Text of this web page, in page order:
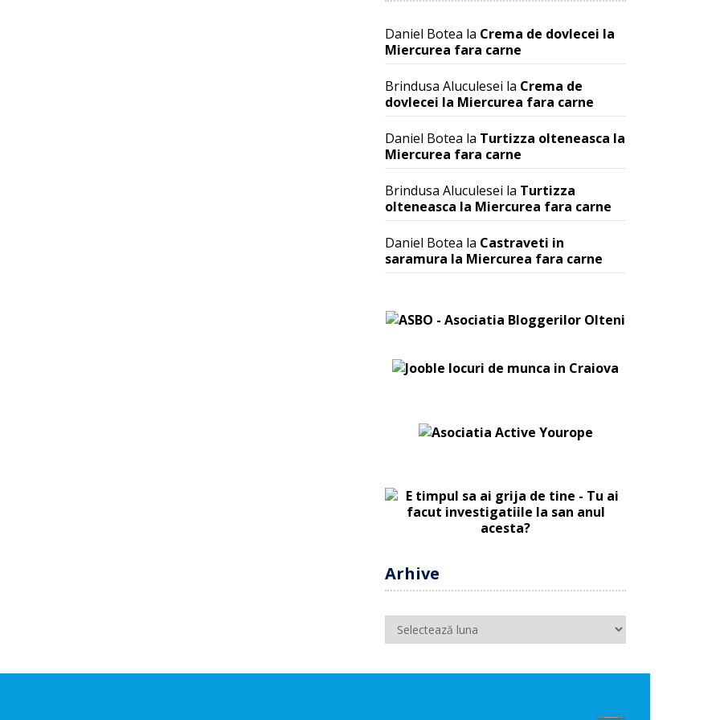
Daniel Botea la Crema de dovlecei la
Miercurea fara carne
Brindusa Aluculesei la Crema de
dovlecei la Miercurea fara carne
Daniel Botea la Turtizza olteneasca la
Miercurea fara carne
Brindusa Aluculesei la Turtizza
olteneasca la Miercurea fara carne
Daniel Botea la Castraveti in
saramura la Miercurea fara carne
Arhive
Arhive